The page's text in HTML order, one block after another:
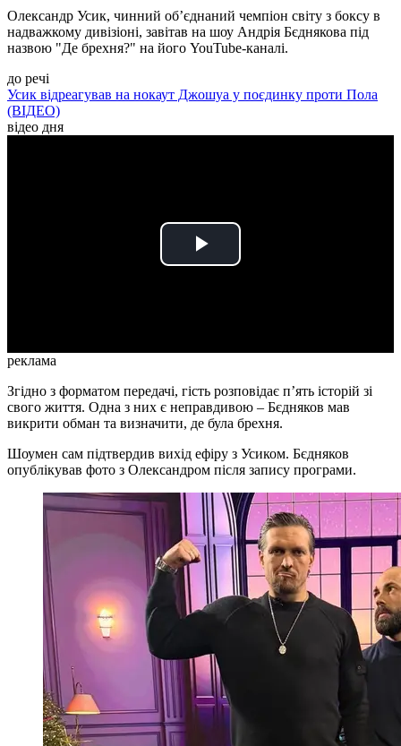
Олександр Усик, чинний об’єднаний чемпіон світу з боксу в
надважкому дивізіоні, завітав на шоу Андрія Бєднякова під
назвою "Де брехня?" на його YouTube-каналі.
до речі
Усик відреагував на нокаут Джошуа у поєдинку проти Пола
(ВІДЕО)
відео дня
Play
реклама
Згідно з форматом передачі, гість розповідає п’ять історій зі
свого життя. Одна з них є неправдивою – Бєдняков мав
викрити обман та визначити, де була брехня.
Шоумен сам підтвердив вихід ефіру з Усиком. Бєдняков
опублікував фото з Олександром після запису програми.